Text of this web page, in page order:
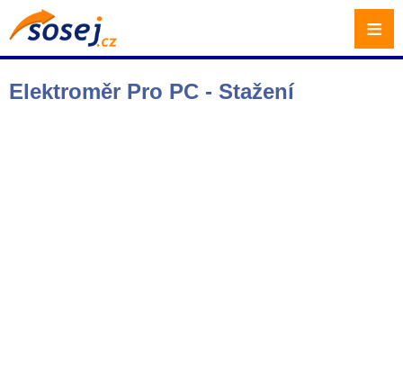
Elektroměr Pro PC - Stažení
≡